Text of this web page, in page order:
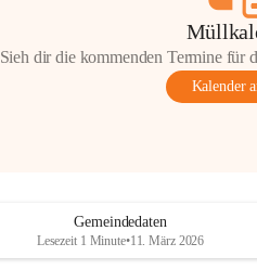
Sieh dir die kommenden Termine für
Kalender
Gemeindedaten
Lesezeit 1 Minute•11. März 2026